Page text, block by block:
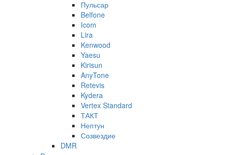
Пульсар
Belfone
Icom
Lira
Kenwood
Yaesu
Kirisun
AnyTone
Retevis
Kydera
Vertex Standard
ТАКТ
Нептун
Созвездие
DMR